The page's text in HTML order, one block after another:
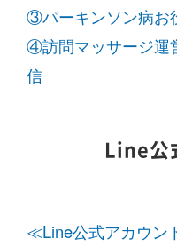
③パーキンソン病お
④訪問マッサージ運
信
Line公
≪Line公式アカウン